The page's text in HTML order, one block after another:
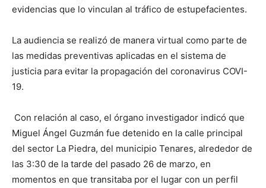
evidencias que lo vinculan al tráfico de estupefacientes.
La audiencia se realizó de manera virtual como parte de
las medidas preventivas aplicadas en el sistema de
justicia para evitar la propagación del coronavirus COVI-
19.
Con relación al caso, el órgano investigador indicó que
Miguel Ángel Guzmán fue detenido en la calle principal
del sector La Piedra, del municipio Tenares, alrededor de
las 3:30 de la tarde del pasado 26 de marzo, en
momentos en que transitaba por el lugar con un perfil